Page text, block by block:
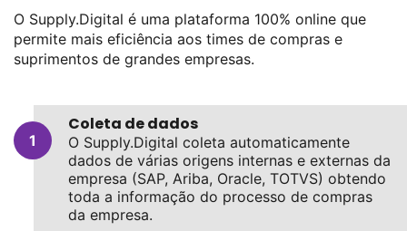
O Supply.Digital é uma plataforma 100% online que
permite mais eficiência aos times de compras e
suprimentos de grandes empresas.
Coleta de dados
O Supply.Digital coleta automaticamente
dados de várias origens internas e externas da
empresa (SAP, Ariba, Oracle, TOTVS) obtendo
toda a informação do processo de compras
da empresa.